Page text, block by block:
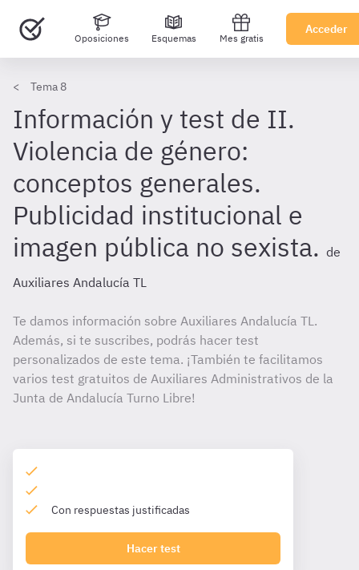
Oposiciones Esquemas Mes gratis
Acceder
Tema 8
Información y test de II.
Violencia de género:
conceptos generales.
Publicidad institucional e
imagen pública no sexista. de
Auxiliares Andalucía TL
Te damos información sobre Auxiliares Andalucía TL.
Además, si te suscribes, podrás hacer test
personalizados de este tema. ¡También te facilitamos
varios test gratuitos de Auxiliares Administrativos de la
Junta de Andalucía Turno Libre!
Con respuestas justificadas
Hacer test